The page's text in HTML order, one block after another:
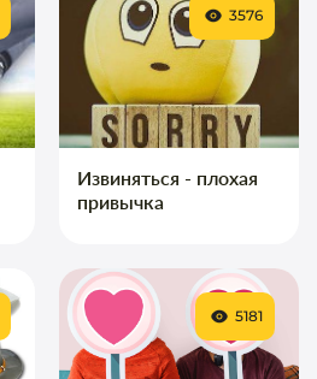
Извиняться - плохая
привычка
3576
5181